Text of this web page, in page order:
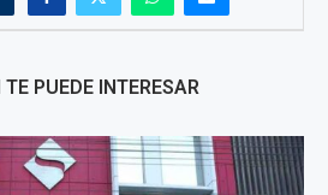
PUEDE INTERESAR